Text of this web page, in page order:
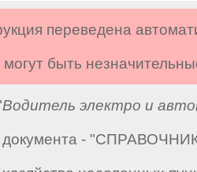
переведена
могут быть
Водитель электро и
документа -